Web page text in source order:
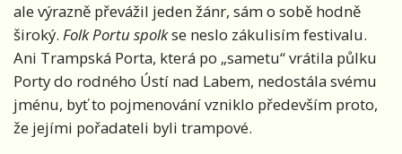
ale výrazně převážil jeden žánr, sám o sobě hodně
široký. Folk Portu spolkse neslo zákulisím festivalu.
Ani Trampská Porta, která po „sametu“ vrátila půlku
Porty do rodného Ústí nad Labem, nedostála svému
jménu, byť to pojmenování vzniklo především proto,
že jejími pořadateli byli trampové.